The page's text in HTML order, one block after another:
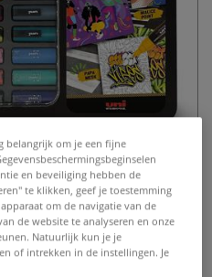
Set in
belangrijk om je een fijne
en beveiliging hebben de
te klikken, geef je toestemming
om de navigatie van de
de website te analyseren en onze
Natuurlijk kun je je
of intrekken in de instellingen. Je